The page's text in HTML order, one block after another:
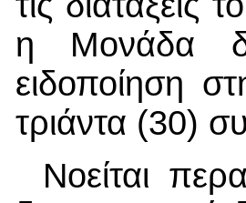
η Μονάδα
ειδοποίηση
τριάντα (30)
Νοείται